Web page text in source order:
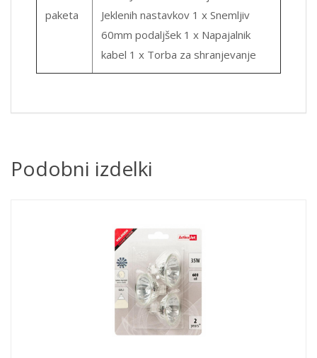
paketa
Jeklenih nastavkov 1 x Snemljiv
60mm podaljšek 1 x Napajalnik
kabel 1 x Torba za shranjevanje
Podobni izdelki